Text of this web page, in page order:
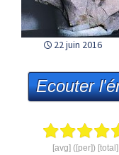
22 juin 2016
Ecouter
[avg] ([per]) [total]